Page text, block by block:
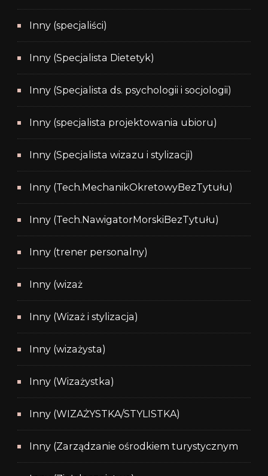
Inny (specjaliści)
Inny (Specjalista Dietetyk)
Inny (Specjalista ds. psychologii i socjologii)
Inny (specjalista projektowania ubioru)
Inny (Specjalista wizazu i stylizacji)
Inny (Tech.MechanikOkretowyBezTytułu)
Inny (Tech.NawigatorMorskiBezTytułu)
Inny (trener personalny)
Inny (wizaż
Inny (Wizaż i stylizacja)
Inny (wizażysta)
Inny (Wizażystka)
Inny (WIZAŻYSTKA/STYLISTKA)
Inny (Zarządzanie ośrodkiem turystycznym